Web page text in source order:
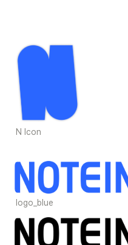
N Icon
logo_blue